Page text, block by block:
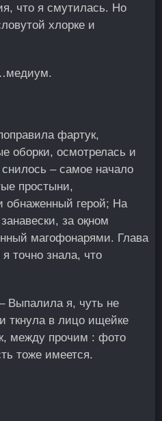
что я смутилась. Но
хлорке и
фартук,
оборки, осмотрелась и
– самое начало
простыни,
обнаженный герой; На
за оқном
магофонарями. Глава
точно знала, что
я, чуть не
ткнула в лицо ищейке
между прочим : фото
тоже имеется.